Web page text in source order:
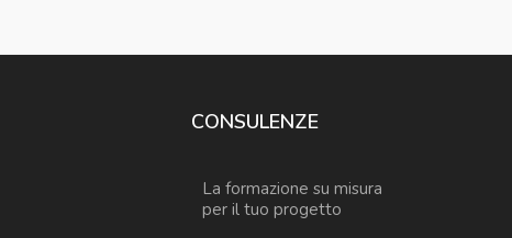
CONSULENZE
La formazione su misura
per il tuo progetto